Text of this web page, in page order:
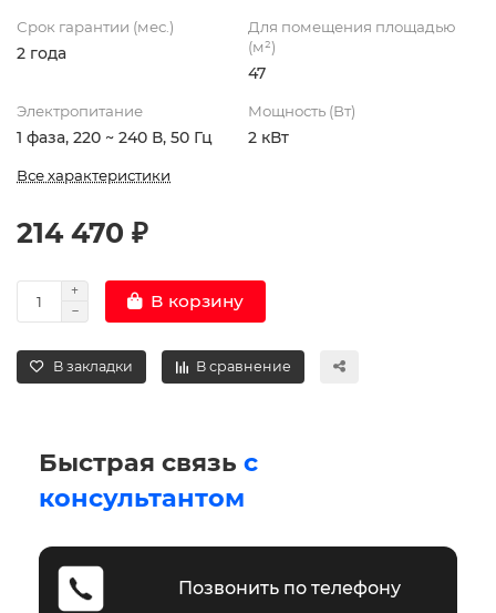
Срок гарантии (мес.)
2 года
Для помещения площадью
(м²)
47
Электропитание
1 фаза, 220 ~ 240 В, 50 Гц
Мощность (Вт)
2 кВт
Все характеристики
214 470 ₽
В корзину
В закладки В сравнение
Быстрая связь с
консультантом
Позвонить по телефону